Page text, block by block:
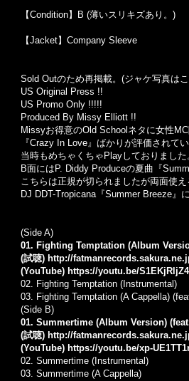
【Condition】B (薄いスリキズあり。)
【Jacket】Company Sleeve
Sold Outのため再掲載。(ジャケ写真は
US Original Press !!
US Promo Only !!!!!
Produced By Missy Elliott !!
Missyお得意のOld Schoolネタに女性
『Crazy In Love』ばかりが評価されて
当時もめちゃくちゃPlayしておりました
B面にはP. Diddy Produceの夏曲『
こちらは正規が切られましたが両面使
DJ DDT-Tropicana『Summer Breeze』に
(Side A)
01. Fighting Temptation (Album
(試聴) http://
(YouTube) https://youtu.be/
02. Fighting Temptation (Instrumental)
03. Fighting Temptation (A Cappella)
(Side B)
01. Summertime (Album Version)
(試聴) http://
(YouTube) https://youtu.be/xp-
02. Summertime (Instrumental)
03. Summertime (A Cappella)